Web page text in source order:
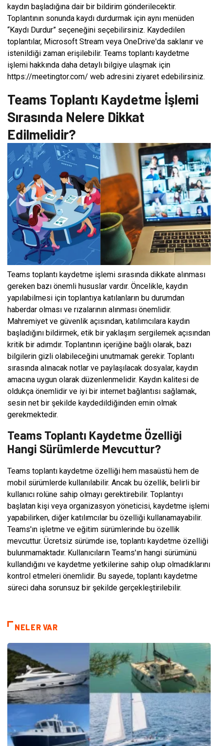
kaydın başladığına dair bir bildirim gönderilecektir.
Toplantının sonunda kaydı durdurmak için aynı menüden
“Kaydı Durdur” seçeneğini seçebilirsiniz. Kaydedilen
toplantılar, Microsoft Stream veya OneDrive'da saklanır ve
istenildiği zaman erişilebilir. Teams toplantı kaydetme
işlemi hakkında daha detaylı bilgiye ulaşmak için
https://meetingtor.com/ web adresini ziyaret edebilirsiniz.
Teams Toplantı Kaydetme İşlemi
Sırasında Nelere Dikkat
Edilmelidir?
Teams toplantı kaydetme işlemi sırasında dikkate alınması
gereken bazı önemli hususlar vardır. Öncelikle, kaydın
yapılabilmesi için toplantıya katılanların bu durumdan
haberdar olması ve rızalarının alınması önemlidir.
Mahremiyet ve güvenlik açısından, katılımcılara kaydın
başladığını bildirmek, etik bir yaklaşım sergilemek açısından
kritik bir adımdır. Toplantının içeriğine bağlı olarak, bazı
bilgilerin gizli olabileceğini unutmamak gerekir. Toplantı
sırasında alınacak notlar ve paylaşılacak dosyalar, kaydın
amacına uygun olarak düzenlenmelidir. Kaydın kalitesi de
oldukça önemlidir ve iyi bir internet bağlantısı sağlamak,
sesin net bir şekilde kaydedildiğinden emin olmak
gerekmektedir.
Teams Toplantı Kaydetme Özelliği
Hangi Sürümlerde Mevcuttur?
Teams toplantı kaydetme özelliği hem masaüstü hem de
mobil sürümlerde kullanılabilir. Ancak bu özellik, belirli bir
kullanıcı rolüne sahip olmayı gerektirebilir. Toplantıyı
başlatan kişi veya organizasyon yöneticisi, kaydetme işlemi
yapabilirken, diğer katılımcılar bu özelliği kullanamayabilir.
Teams'ın işletme ve eğitim sürümlerinde bu özellik
mevcuttur. Ücretsiz sürümde ise, toplantı kaydetme özelliği
bulunmamaktadır. Kullanıcıların Teams'ın hangi sürümünü
kullandığını ve kaydetme yetkilerine sahip olup olmadıklarını
kontrol etmeleri önemlidir. Bu sayede, toplantı kaydetme
süreci daha sorunsuz bir şekilde gerçekleştirilebilir.
NELER VAR